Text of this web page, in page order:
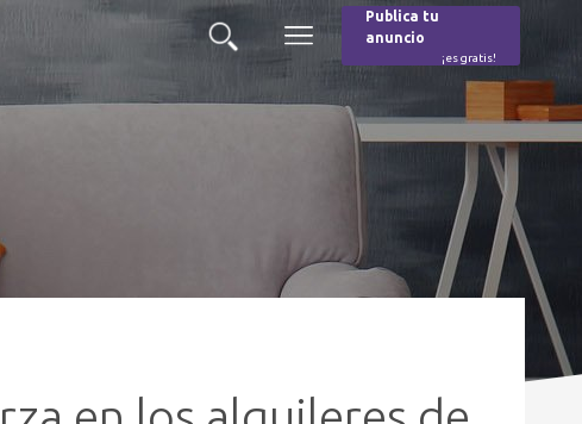
Buscar
Menú
Publica tu
anuncio
¡es gratis!